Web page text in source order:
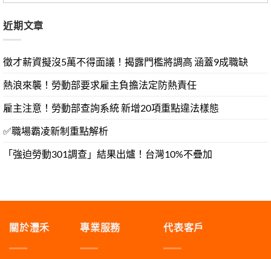
近期文章
徵才薪資擬沒5萬不得面議！揭露門檻將調高 涵蓋9成職缺
熱浪來襲！勞動部要求雇主負擔法定防熱責任
雇主注意！勞動部查詢系統 新增20項重點違法樣態
✅職場霸凌新制重點解析
「強迫勞動301調查」結果出爐！台灣10%不疊加
關於灃禾 專業服務 代表客戶